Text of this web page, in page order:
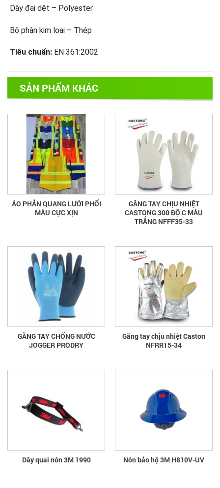
Dây đai dệt – Polyester
Bộ phận kim loại – Thép
Tiêu chuẩn: EN 361:2002
SẢN PHẨM KHÁC
ÁO PHẢN QUANG LƯỚI PHỐI
MÀU CỰC XỊN
GĂNG TAY CHỊU NHIỆT
CASTONG 300 ĐỘ C MÀU
TRẮNG NFFF35-33
GĂNG TAY CHỐNG NƯỚC
JOGGER PRODRY
Găng tay chịu nhiệt Caston
NFRR15-34
Dây quai nón 3M 1990 Nón bảo hộ 3M H810V-UV